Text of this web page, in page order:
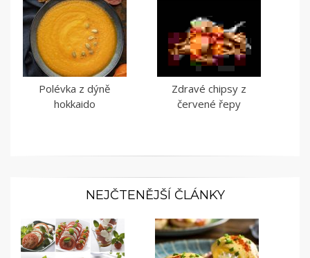
Polévka z dýně
hokkaido
Zdravé chipsy z
červené řepy
NEJČTENĚJŠÍ ČLÁNKY